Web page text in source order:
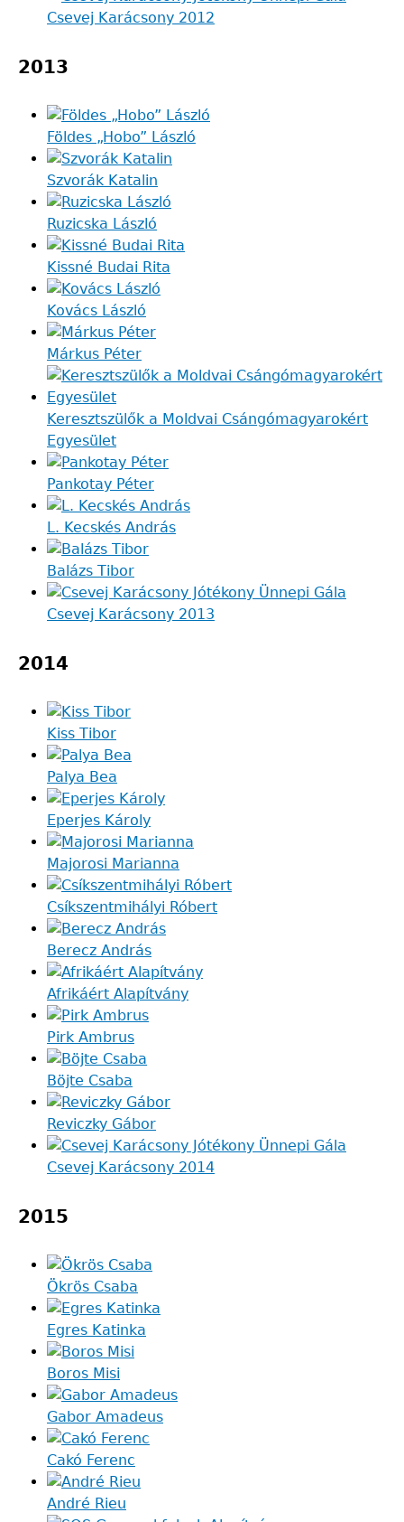
Csevej Karácsony 2012
2013
Földes „Hobo” László
Szvorák Katalin
Ruzicska László
Kissné Budai Rita
Kovács László
Márkus Péter
Keresztszülők a Moldvai Csángómagyarokért
Egyesület
Pankotay Péter
L. Kecskés András
Balázs Tibor
Csevej Karácsony 2013
2014
Kiss Tibor
Palya Bea
Eperjes Károly
Majorosi Marianna
Csíkszentmihályi Róbert
Berecz András
Afrikáért Alapítvány
Pirk Ambrus
Böjte Csaba
Reviczky Gábor
Csevej Karácsony 2014
2015
Ökrös Csaba
Egres Katinka
Boros Misi
Gabor Amadeus
Cakó Ferenc
André Rieu